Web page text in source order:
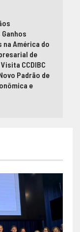
América do
de
CCDIBC
Padrão de
e